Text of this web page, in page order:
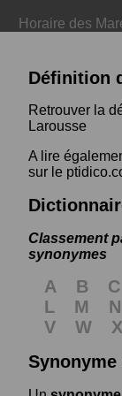
Horaire des
Définition
Retrouver la
Larousse
A lire
sur le
Classement
synonymes
A B C
L
M N
V
W X